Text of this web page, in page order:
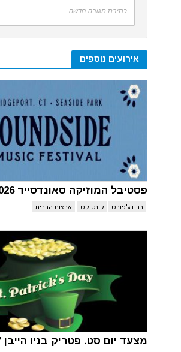
כתיבת תגובה חדשה
אירועים נוספים
פסטיבל המוזיקה סאונדסייד 2026
ברידג'פורט קונטיקט ארצות הברית
מצעד יום סט. פטריק בניו הייבן 2027